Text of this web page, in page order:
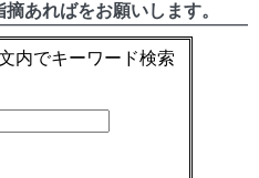
あればをお願いします。
内でキーワード検索